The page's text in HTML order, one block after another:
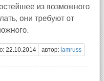
из возможного
они требуют от
22.10.2014 автор: iamruss